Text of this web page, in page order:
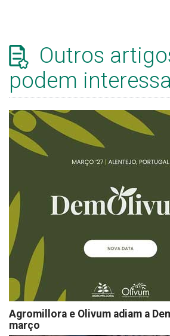
Outros
podem
Agromillora e Olivum adiam a
março